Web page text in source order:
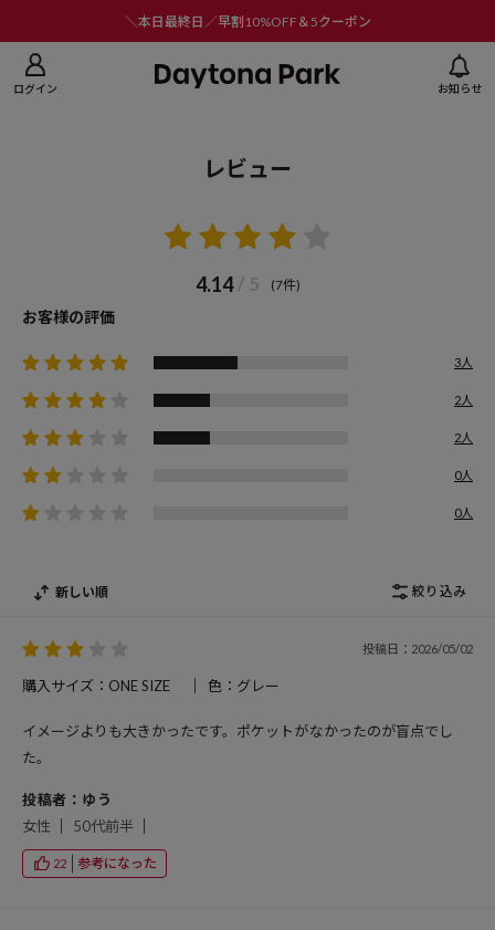
＼本日最終日／早割10%OFF＆5クーポン
ログイン お知らせ
レビュー
4.14 / 5 (7件)
お客様の評価
3人
2人
2人
0人
0人
新しい順 絞り込み
投稿日：2026/05/02
購入サイズ：ONE SIZE 色：グレー
イメージよりも大きかったです。ポケットがなかったのが盲点でし
た。
投稿者：ゆう
女性
50代前半
22 参考になった